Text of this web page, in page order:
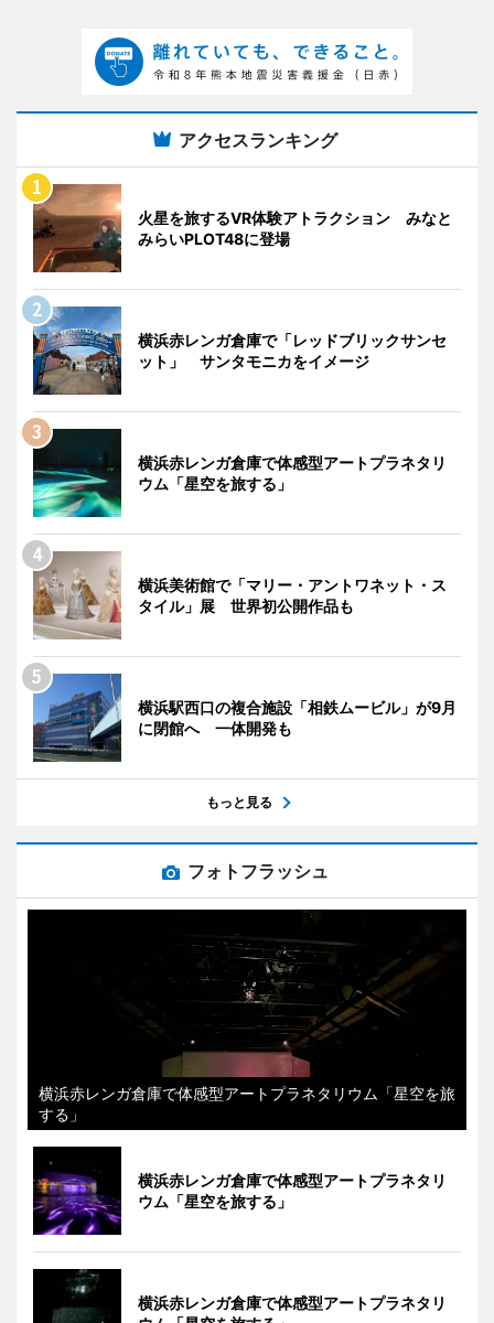
アクセスランキング
火星を旅するVR体験アトラクション みなと
みらいPLOT48に登場
横浜赤レンガ倉庫で「レッドブリックサンセ
ット」 サンタモニカをイメージ
横浜赤レンガ倉庫で体感型アートプラネタリ
ウム「星空を旅する」
横浜美術館で「マリー・アントワネット・ス
タイル」展 世界初公開作品も
横浜駅西口の複合施設「相鉄ムービル」が9月
に閉館へ 一体開発も
もっと見る
フォトフラッシュ
横浜赤レンガ倉庫で体感型アートプラネタリウム「星空を旅
する」
横浜赤レンガ倉庫で体感型アートプラネタリ
ウム「星空を旅する」
横浜赤レンガ倉庫で体感型アートプラネタリ